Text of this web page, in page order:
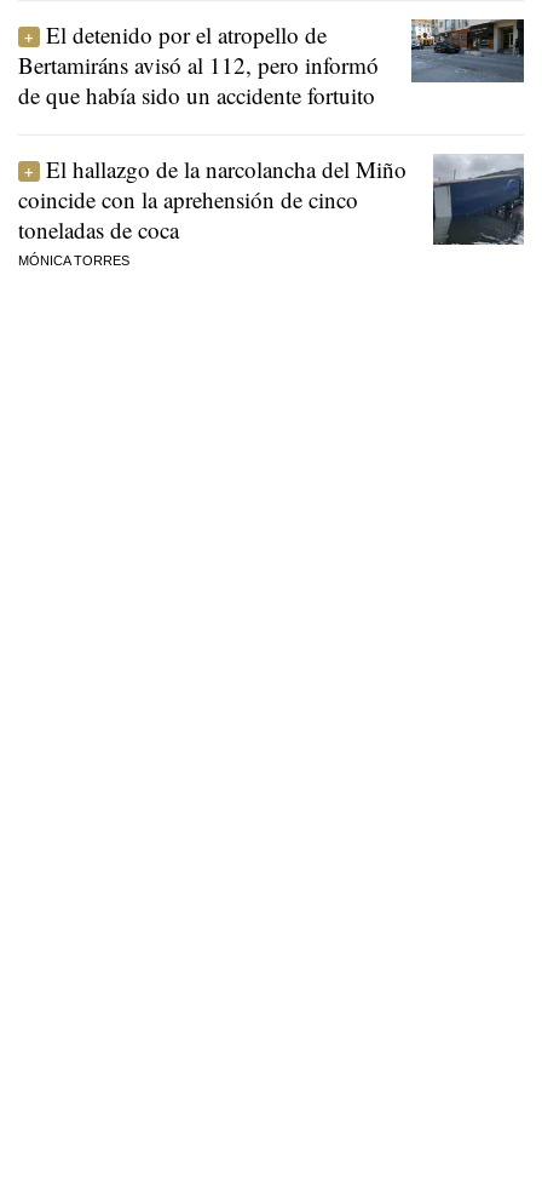
El detenido por el atropello de
Bertamiráns avisó al 112, pero informó
de que había sido un accidente fortuito
El hallazgo de la narcolancha del Miño
coincide con la aprehensión de cinco
toneladas de coca
MÓNICA TORRES